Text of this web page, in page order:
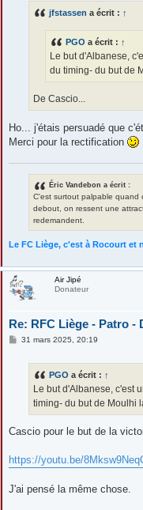
jfstassen a écrit : ↑
PGO a écrit : ↑
Le but d'Albanese,
du timing- du but de
De Cascio...
Ho... j'étais persuadé que
Merci pour la rectification
Éric Vandebon a écrit :
C'est surtout palpable quand
debout, on ressent une
redemandent.
Le FC Liège, c'est à Rocourt et
Air Jipé
Donateur
Re: RFC Liège - Patro -
M31 mars 2025, 20:19
PGO a écrit : ↑
Le but d'Albanese, c'est
timing- du but de Moulhi
Cascio pour le but de la
https://youtu.be/
J'ai pensé la même chose.